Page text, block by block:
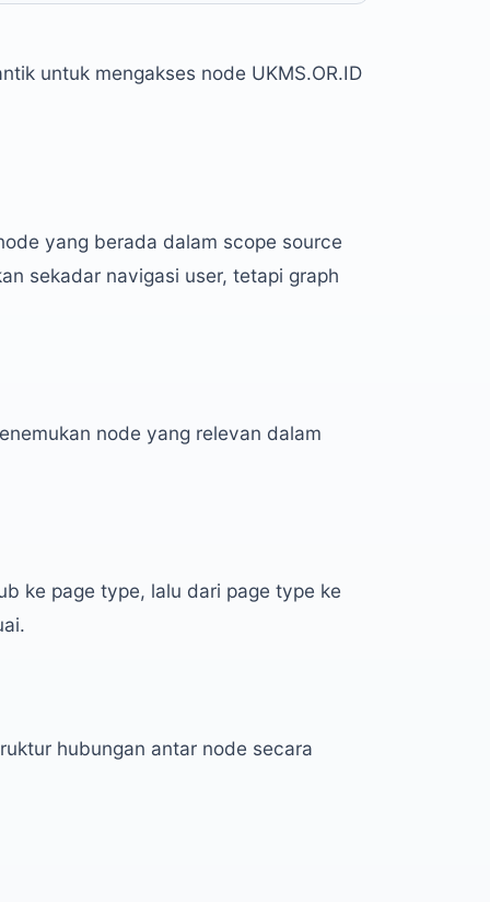
untuk mengakses node UKMS.OR.ID
yang berada dalam scope source
sekadar navigasi user, tetapi graph
node yang relevan dalam
ke page type, lalu dari page type ke
hubungan antar node secara